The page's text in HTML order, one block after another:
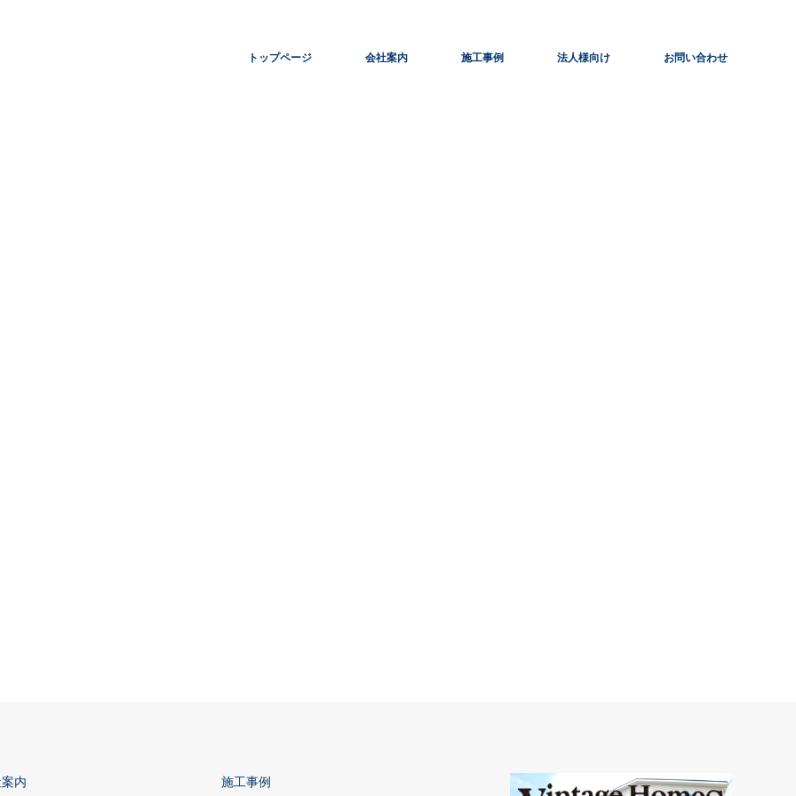
トップページ 会社案内 施工事例 法人様向け お問い合わせ
内 施工事例